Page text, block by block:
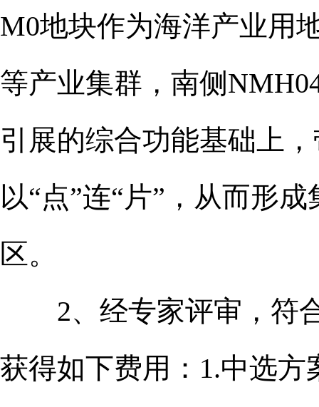
M0地块作为海洋产业用
等产业集群，南侧
引展的综合功能基础上
以“点”连“片”，从而形
区。
2、经专家评审，符合
获得如下费用：1.中选